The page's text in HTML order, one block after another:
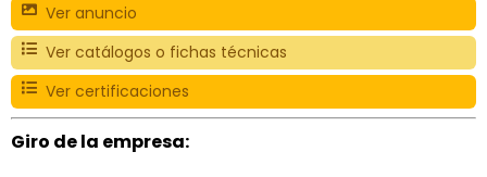
Ver anuncio
Ver catálogos o fichas técnicas
Ver certificaciones
Giro de la empresa: